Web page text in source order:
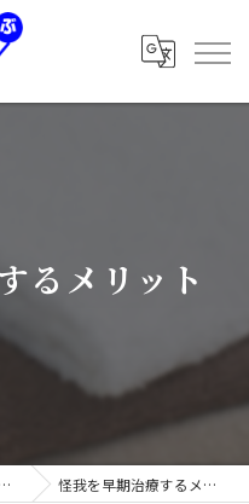
るメリット
怪我を早期治療するメリット